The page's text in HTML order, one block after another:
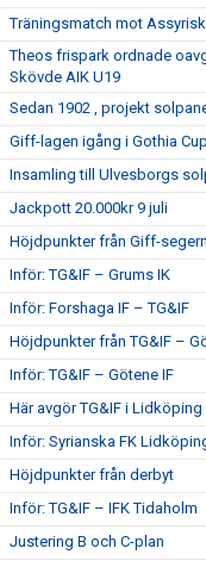
Träningsmatch mot
Theos frispark ordnade
Skövde AIK U19
Sedan 1902 , projekt
Giff-lagen igång i Gothia Cup
Insamling till Ulvesborgs
Jackpott 20.000kr 9 juli
Höjdpunkter från Giff-
Inför: TG&IF – Grums IK
Inför: Forshaga IF – TG&IF
Höjdpunkter från TG&IF –
Inför: TG&IF – Götene IF
Här avgör TG&IF i Lidköping
Inför: Syrianska FK
Höjdpunkter från derbyt
Inför: TG&IF – IFK Tidaholm
Justering B och C-plan